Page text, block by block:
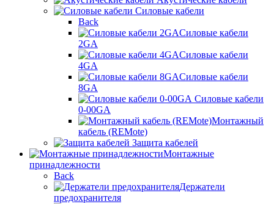
Силовые кабели
Back
Силовые кабели
2GA
Силовые кабели
4GA
Силовые кабели
8GA
Силовые кабели
0-00GA
Монтажный
кабель (REMote)
Защита кабелей
Монтажные
принадлежности
Back
Держатели
предохранителя